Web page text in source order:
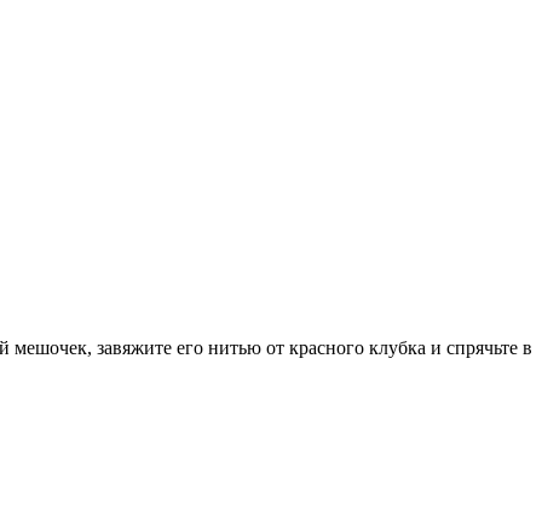
завяжите его нитью от красного клубка и спрячьте в